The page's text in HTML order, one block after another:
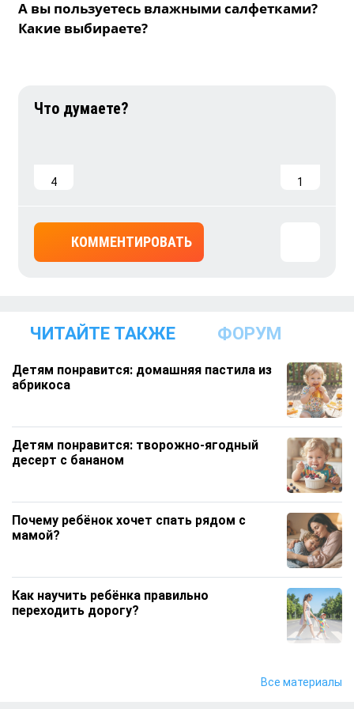
А вы пользуетесь влажными салфетками?
Какие выбираете?
4 1
КОММЕНТИРОВАТЬ
ЧИТАЙТЕ ТАКЖЕ ФОРУМ
Детям понравится: домашняя пастила из
абрикоса
Детям понравится: творожно‑ягодный
десерт с бананом
Почему ребёнок хочет спать рядом с
мамой?
Как научить ребёнка правильно
переходить дорогу?
Все материалы